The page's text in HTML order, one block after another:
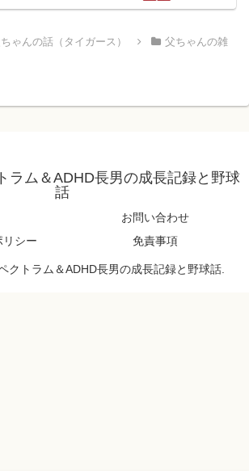
ゃんの話（タイガース）
父ちゃんの雑
ラム＆ADHD長男の成長記録と野球
話
お問い合わせ
リシー
免責事項
クトラム＆ADHD長男の成長記録と野球話.